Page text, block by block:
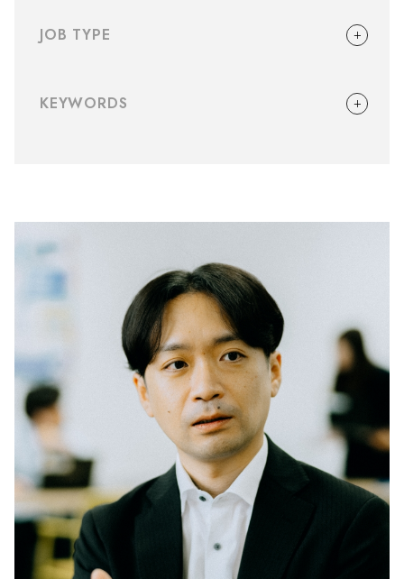
JOB TYPE
● 開発プロジェクトマネジャー
フロントエンドエンジニア
Webデザイナー
KEYWORDS
提案 ● UIUX
自社プロダクト PDCA DX推進